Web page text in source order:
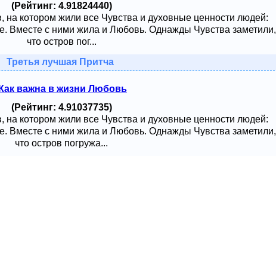
(Рейтинг: 4.91824440)
на котором жили все Чувства и духовные ценности людей:
Вместе с ними жила и Любовь. Однажды Чувства заметили,
что остров пог...
Третья лучшая Притча
Как важна в жизни Любовь
(Рейтинг: 4.91037735)
на котором жили все Чувства и духовные ценности людей:
Вместе с ними жила и Любовь. Однажды Чувства заметили,
что остров погружа...